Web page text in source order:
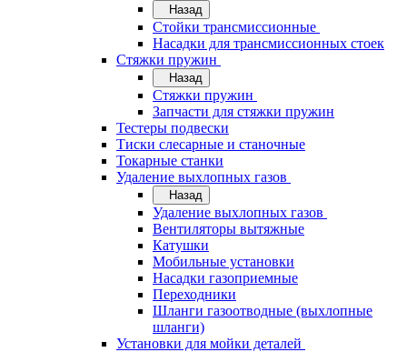
Назад
Стойки трансмиссионные
Насадки для трансмиссионных стоек
Стяжки пружин
Назад
Стяжки пружин
Запчасти для стяжки пружин
Тестеры подвески
Тиски слесарные и станочные
Токарные станки
Удаление выхлопных газов
Назад
Удаление выхлопных газов
Вентиляторы вытяжные
Катушки
Мобильные установки
Насадки газоприемные
Переходники
Шланги газоотводные (выхлопные
шланги)
Установки для мойки деталей